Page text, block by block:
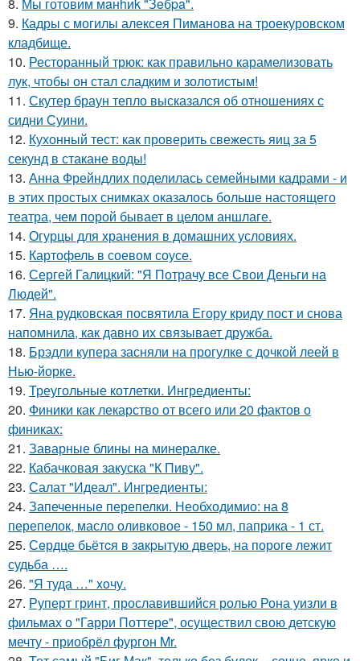
8. Мы готовим мaнhиk "Зeбpa".
9. Кадры с могилы алексея Пиманова на троекуровском
кладбище.
10. Ресторанный трюк: как правильно карамелизовать
лук, чтобы он стал сладким и золотистым!
11. Скутер браун тепло высказался об отношениях с
сидни Суини.
12. Кухонный тест: как проверить свежесть яиц за 5
секунд в стакане воды!
13. Анна Фрейндлих поделилась семейными кадрами - и
в этих простых снимках оказалось больше настоящего
театра, чем порой бывает в целом аншлаге.
14. Огурцы для хранения в домашних условиях.
15. Картофель в соевом соусе.
16. Сергей Галицкий: "Я Потрачу все Свои Деньги на
Людей".
17. Яна рудковская посвятила Егору криду пост и снова
напомнила, как давно их связывает дружба.
18. Брэдли купера засняли на прогулке с дочкой леей в
Нью-йорке.
19. Треугольные котлетки. Ингредиенты:
20. Финики как лекарство от всего или 20 фактов о
финиках:
21. Заварные блины на минералке.
22. Кабачковая закуска "К Пиву".
23. Салат "Идеал". Ингредиенты:
24. Запеченные перепелки. Необходимио: на 8
перепелок, масло оливковое - 150 мл, паприка - 1 ст.
25. Сeрдце бьётcя в зaкpытую двеpь, на пороге лежит
судьба ….
26. "Я туда …" xoчу.
27. Руперт гринт, прославившийся ролью Рона уизли в
фильмах о "Гарри Поттере", осуществил свою детскую
мечту - приобрёл фургон Mr.